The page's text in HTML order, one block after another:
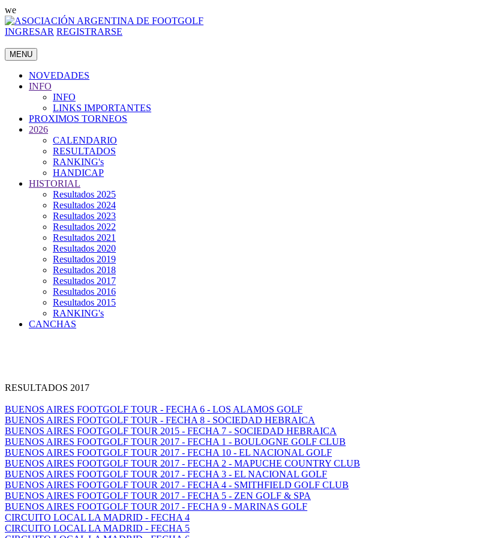
we
INGRESAR REGISTRARSE
MENU
NOVEDADES
INFO
INFO
LINKS IMPORTANTES
PROXIMOS TORNEOS
2026
CALENDARIO
RESULTADOS
RANKING's
HANDICAP
HISTORIAL
Resultados 2025
Resultados 2024
Resultados 2023
Resultados 2022
Resultados 2021
Resultados 2020
Resultados 2019
Resultados 2018
Resultados 2017
Resultados 2016
Resultados 2015
RANKING's
CANCHAS
RESULTADOS 2017
BUENOS AIRES FOOTGOLF TOUR - FECHA 6 - LOS ALAMOS GOLF
BUENOS AIRES FOOTGOLF TOUR - FECHA 8 - SOCIEDAD HEBRAICA
BUENOS AIRES FOOTGOLF TOUR 2015 - FECHA 7 - SOCIEDAD HEBRAICA
BUENOS AIRES FOOTGOLF TOUR 2017 - FECHA 1 - BOULOGNE GOLF CLUB
BUENOS AIRES FOOTGOLF TOUR 2017 - FECHA 10 - EL NACIONAL GOLF
BUENOS AIRES FOOTGOLF TOUR 2017 - FECHA 2 - MAPUCHE COUNTRY CLUB
BUENOS AIRES FOOTGOLF TOUR 2017 - FECHA 3 - EL NACIONAL GOLF
BUENOS AIRES FOOTGOLF TOUR 2017 - FECHA 4 - SMITHFIELD GOLF CLUB
BUENOS AIRES FOOTGOLF TOUR 2017 - FECHA 5 - ZEN GOLF & SPA
BUENOS AIRES FOOTGOLF TOUR 2017 - FECHA 9 - MARINAS GOLF
CIRCUITO LOCAL LA MADRID - FECHA 4
CIRCUITO LOCAL LA MADRID - FECHA 5